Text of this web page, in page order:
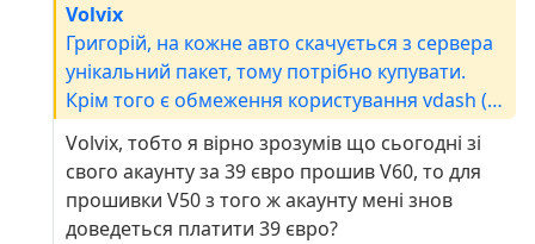
Volvix
Григорій, на кожне авто скачується з сервера
унікальний пакет, тому потрібно купувати.
Крім того є обмеження користування vdash (до
5 авто) далі потрібно оформлювати підписку
Volvix, тобто я вірно зрозумів що сьогодні зі
свого акаунту за 39 євро прошив V60, то для
прошивки V50 з того ж акаунту мені знов
доведеться платити 39 євро?